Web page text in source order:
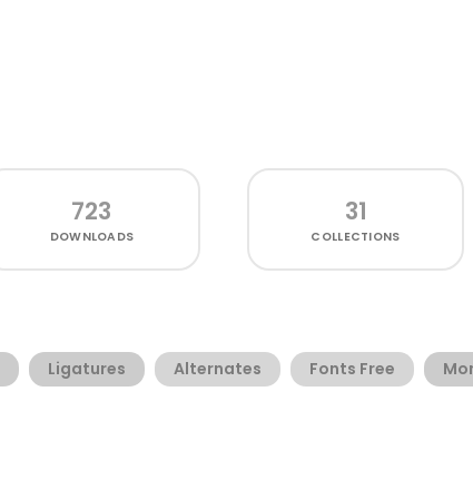
723
DOWNLOADS
31
COLLECTIONS
Ligatures Alternates Fonts Free